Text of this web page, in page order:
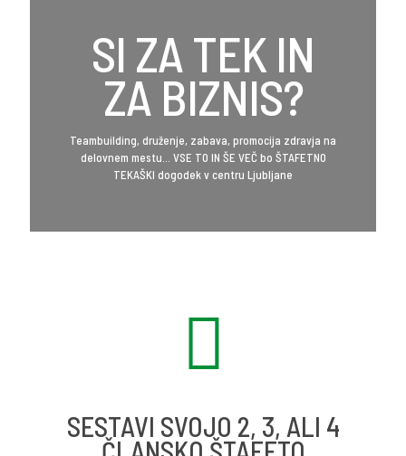
SI ZA TEK IN
ZA BIZNIS?
Teambuilding, druženje, zabava, promocija zdravja na
delovnem mestu... VSE TO IN ŠE VEČ bo ŠTAFETNO
TEKAŠKI dogodek v centru Ljubljane
SESTAVI SVOJO 2, 3, ALI 4